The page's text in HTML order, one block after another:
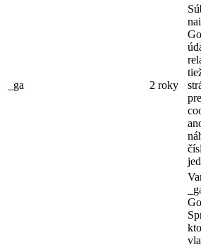
_ga 2 roky